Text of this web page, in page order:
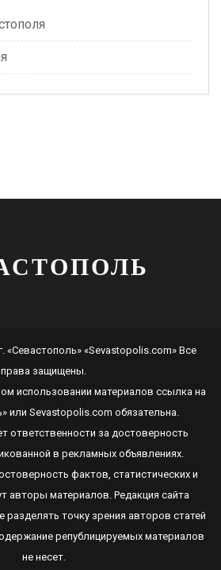
«Севастополь» «Sevastopolis.com» Все
права защищены.
использовании материалов ссылка на
или Sevastopolis.com обязательна.
ответственности за достоверность
в рекламных объявлениях.
фактов, статистических и
авторы материалов. Редакция сайта
точку зрения авторов статей
републицируемых материалов
не несет.